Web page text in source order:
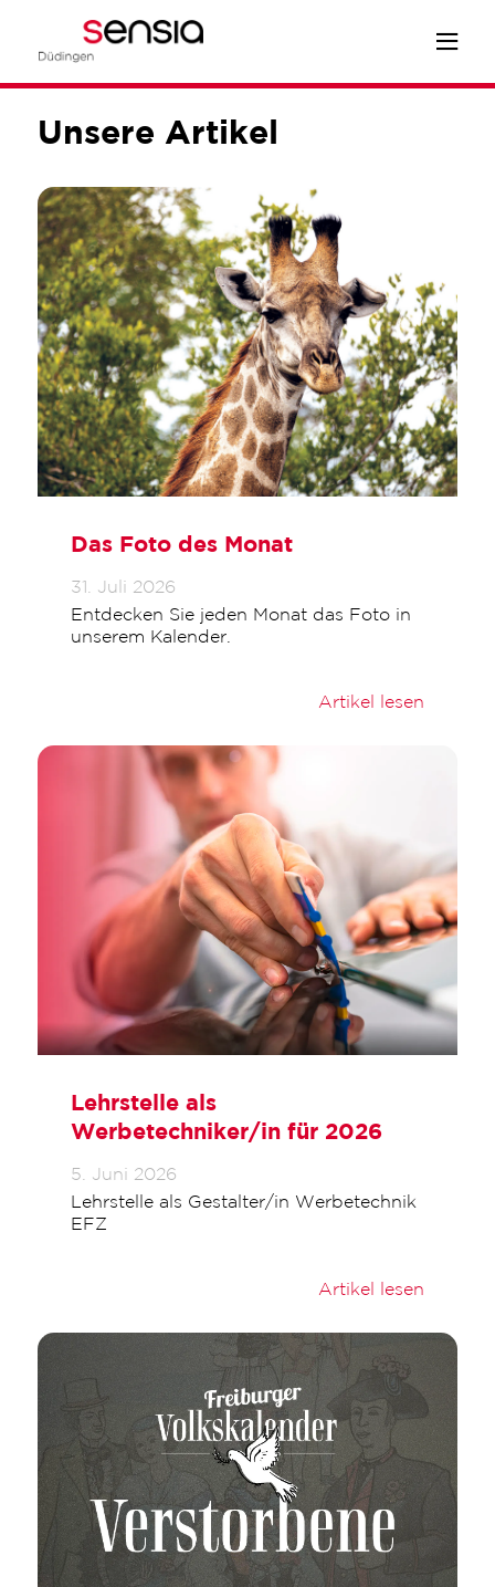
Unsere Artikel
Das Foto des Monat
31. Juli 2026
Entdecken Sie jeden Monat das Foto in
unserem Kalender.
Artikel lesen
Lehrstelle als
Werbetechniker/in für 2026
5. Juni 2026
Lehrstelle als Gestalter/in Werbetechnik
EFZ
Artikel lesen